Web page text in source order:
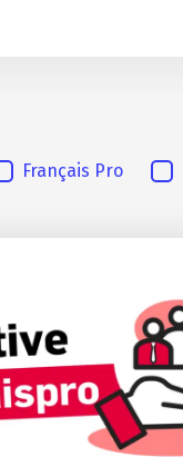
Français Pro